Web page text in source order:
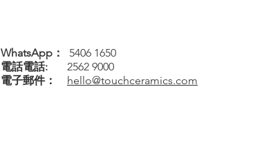
WhatsApp： 5406 1650
電話電話: 2562 9000
電子郵件：
hello@touchceramics.com